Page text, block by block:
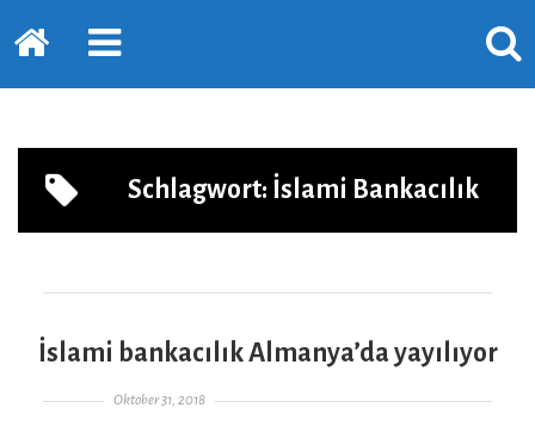
Startseite
PRIMÄRE
ERWEITERN
Schlagwort: İslami Bankacılık
İslami bankacılık Almanya’da yayılıyor
Gepostet am
Oktober 31, 2018